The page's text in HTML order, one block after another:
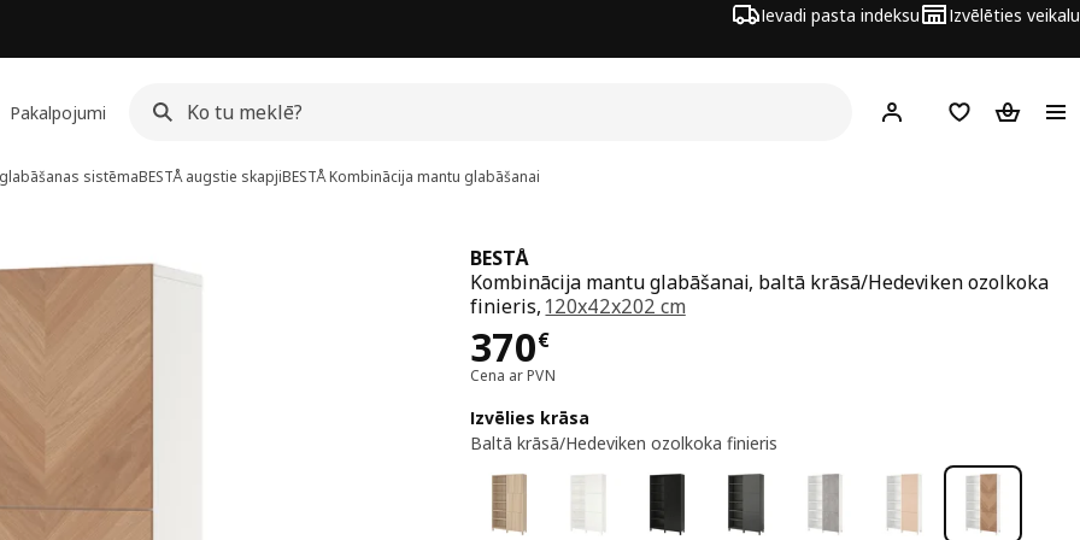
Ievadi pasta indeksu Izvēlēties veikalu
Pakalpojumi Hej! Pierakstīties
PirkumuPirkumu
sistēmaBESTÅ augstie skapjiBESTÅKombinācija mantu glabāšanai
BESTÅ
Kombinācija mantu glabāšanai, baltā krāsā/Hedeviken ozolkoka
finieris, 120x42x202 cm
370€
Cena 370€
Cena ar PVN
Izvēlies krāsa
Baltā krāsā/Hedeviken ozolkoka finieris